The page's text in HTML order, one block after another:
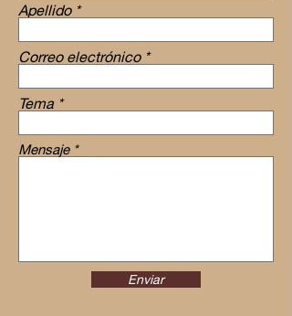
Apellido
Correo electrónico
Tema
Mensaje
Enviar